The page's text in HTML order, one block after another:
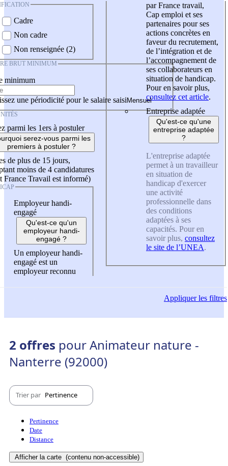
Cadre
Non cadre
Non renseignée (2)
BRUT MINIMUM
minimum
une périodicité pour le salaire saisi
parmi les 1ers à postuler
serez-vous parmi les
premiers à postuler ?
de plus de 15 jours,
moins de 4 candidatures
France Travail est informé)
Employeur handi-
engagé
Qu'est-ce qu'un
employeur handi-
engagé ?
Un employeur handi-
engagé est un
employeur reconnu
par France travail,
Cap emploi et ses
partenaires pour ses
actions concrètes en
faveur du recrutement,
de l’intégration et de
l’accompagnement de
ses collaborateurs en
situation de handicap.
Pour en savoir plus,
consultez cet article.
Entreprise adaptée
Qu'est-ce qu'une
entreprise adaptée
?
L'entreprise adaptée
permet à un travailleur
en situation de
handicap d'exercer
une activité
professionnelle dans
des conditions
adaptées à ses
capacités. Pour en
savoir plus, consultez
le site de l’UNEA.
Appliquerles filtres
2 offres pour Animateur nature -
Nanterre (92000)
Trier par Pertinence
Pertinence
Date
Distance
Afficher la carte (contenu non-accessible)